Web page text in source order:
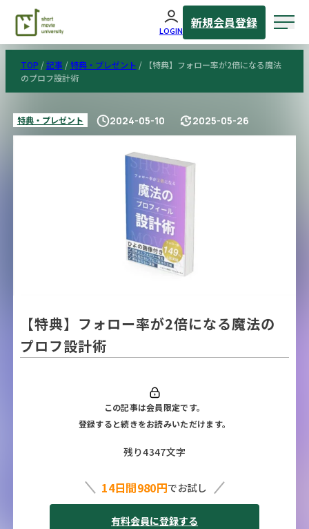
LOGIN 新規会員登録
TOP / 記事 / 特典・プレゼント /【特典】フォロー率が2倍になる魔法
のプロフ設計術
特典・プレゼント 2024-05-10 2025-05-26
【特典】フォロー率が2倍になる魔法の
プロフ設計術
この記事は会員限定です。
登録すると続きをお読みいただけます。
残り4347文字
14日間980円でお試し
有料会員に登録する